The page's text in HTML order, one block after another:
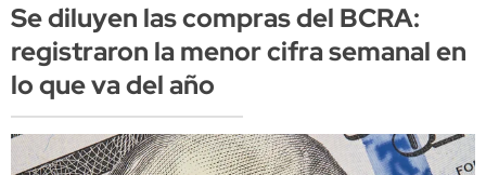
Se diluyen las compras del BCRA:
registraron la menor cifra semanal en
lo que va del año